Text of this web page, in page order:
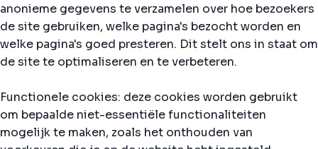
anonieme gegevens te verzamelen over hoe bezoekers
de site gebruiken, welke pagina's bezocht worden en
welke pagina's goed presteren. Dit stelt ons in staat om
de site te optimaliseren en te verbeteren.
Functionele cookies: deze cookies worden gebruikt
om bepaalde niet-essentiële functionaliteiten
mogelijk te maken, zoals het onthouden van